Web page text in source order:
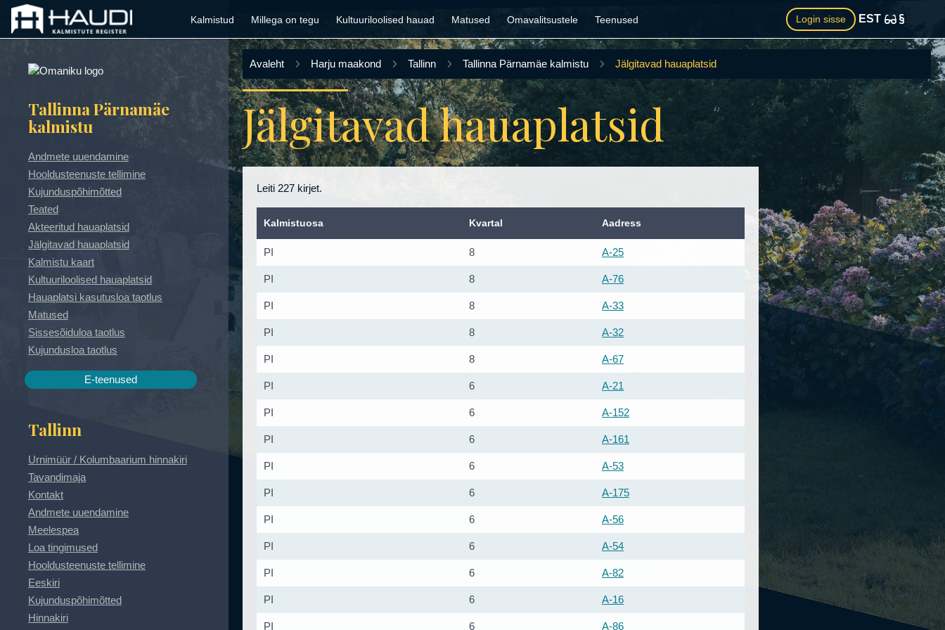
Mine põhisisu juurde
Kalmistud Millega on tegu Kultuuriloolised hauad Matused Omavalitsustele Teenused Login sisse EST
Tallinna Pärnamäe
kalmistu
Andmete uuendamine
Hooldusteenuste tellimine
Kujunduspõhimõtted
Teated
Akteeritud hauaplatsid
Jälgitavad hauaplatsid
Kalmistu kaart
Kultuuriloolised hauaplatsid
Hauaplatsi kasutusloa taotlus
Matused
Sissesõiduloa taotlus
Kujundusloa taotlus
E-teenused
Tallinn
Urnimüür / Kolumbaarium hinnakiri
Tavandimaja
Kontakt
Andmete uuendamine
Meelespea
Loa tingimused
Hooldusteenuste tellimine
Eeskiri
Kujunduspõhimõtted
Hinnakiri
Avaleht Harju maakond Tallinn Tallinna Pärnamäe kalmistu Jälgitavad hauaplatsid
Jälgitavad hauaplatsid
Leiti 227 kirjet.
Kalmistuosa Kvartal Aadress
PI 8 A-25
PI 8 A-76
PI 8 A-33
PI 8 A-32
PI 8 A-67
PI 6 A-21
PI 6 A-152
PI 6 A-161
PI 6 A-53
PI 6 A-175
PI 6 A-56
PI 6 A-54
PI 6 A-82
PI 6 A-16
PI 6 A-86